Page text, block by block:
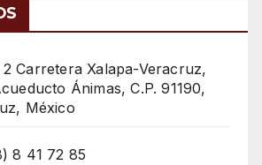
2 Carretera Xalapa-Veracruz,
Ánimas, C.P. 91190,
México
8 41 72 85